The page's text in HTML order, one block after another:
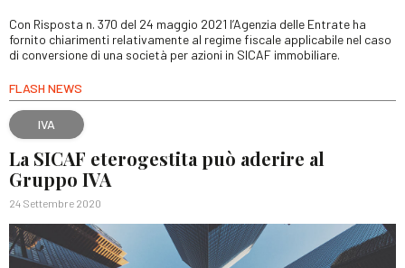
Con Risposta n. 370 del 24 maggio 2021 l’Agenzia delle Entrate ha
fornito chiarimenti relativamente al regime fiscale applicabile nel caso
di conversione di una società per azioni in SICAF immobiliare.
FLASH NEWS
IVA
La SICAF eterogestita può aderire al
Gruppo IVA
24 Settembre 2020